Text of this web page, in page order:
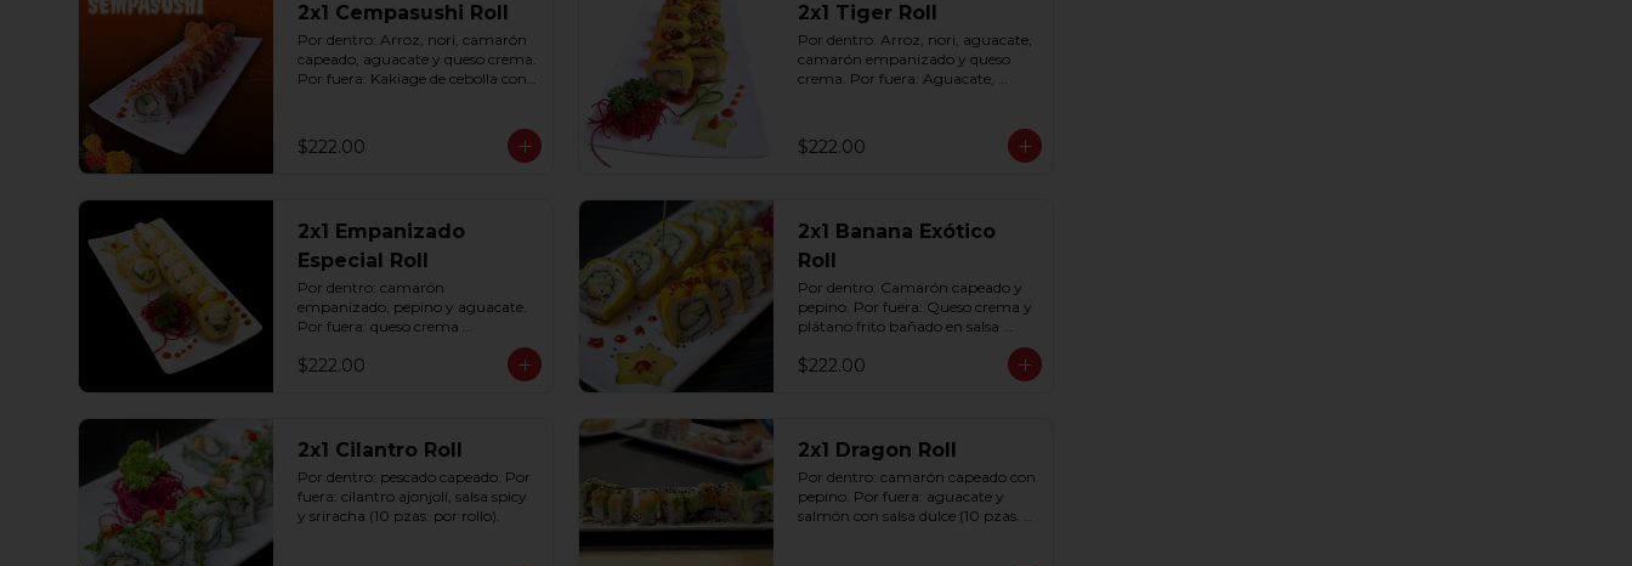
2x1 Cempasushi Roll
Por dentro: Arroz, nori, camarón
capeado, aguacate y queso crema.
Por fuera: Kakiage de cebolla con
$222.00
2x1 Tiger Roll
Por dentro: Arroz, nori, aguacate,
camarón empanizado y queso
crema. Por fuera: Aguacate,
anguila (10 pzas. por rollo).
$222.00
2x1 Empanizado
Especial Roll
Por dentro: camarón
empanizado, pepino y aguacate.
Por fuera: queso crema
pzas. por rollo).
$222.00
2x1 Banana Exótico
Roll
Por dentro: Camarón capeado y
pepino. Por fuera: Queso crema y
plátano frito bañado en salsa
rollo).
$222.00
2x1 Cilantro Roll
Por dentro: pescado capeado. Por
fuera: cilantro ajonjolí, salsa spicy
y sriracha (10 pzas. por rollo).
2x1 Dragon Roll
Por dentro: camarón capeado con
pepino. Por fuera: aguacate y
salmón con salsa dulce (10 pzas.